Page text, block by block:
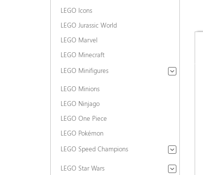
LEGO Icons
LEGO Jurassic World
LEGO Marvel
LEGO Minecraft
LEGO Minifigures
LEGO Minions
LEGO Ninjago
LEGO One Piece
LEGO Pokémon
LEGO Speed Champions
LEGO Star Wars